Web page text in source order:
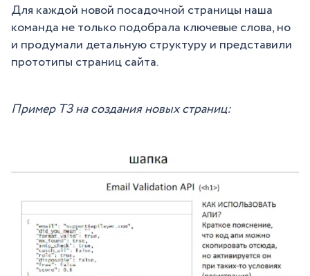
Для каждой новой посадочной страницы наша
команда не только подобрала ключевые слова, но
и продумали детальную структуру и представили
прототипы страниц сайта.
Пример ТЗ на создания новых страниц: